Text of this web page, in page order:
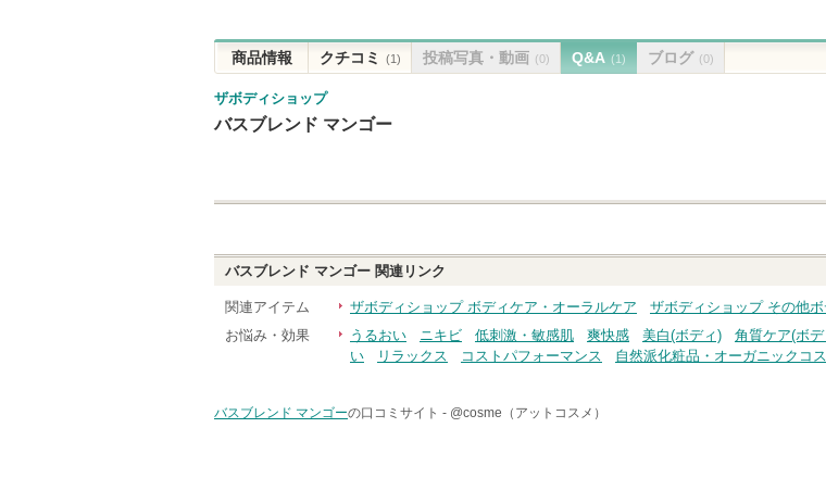
商品情報 クチコミ (1) 投稿写真・動画 (0) Q&A (1) ブログ (0)
ザボディショップ
バスブレンド マンゴー
バスブレンド マンゴー 関連リンク
関連アイテム ザボディショップ ボディケア・オーラルケア ザボディショップ その他
お悩み・効果
うるおい ニキビ 低刺激・敏感肌 爽快感 美白(ボディ) 角質ケア(ボ
い
リラックス コストパフォーマンス 自然派化粧品・オーガニックコ
バスブレンド マンゴーの口コミサイト - @cosme（アットコスメ）